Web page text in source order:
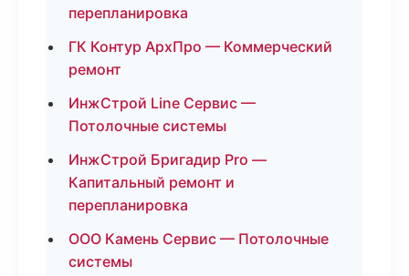
перепланировка
ГК Контур АрхПро — Коммерческий
ремонт
ИнжСтрой Line Сервис —
Потолочные системы
ИнжСтрой Бригадир Pro —
Капитальный ремонт и
перепланировка
ООО Камень Сервис — Потолочные
системы